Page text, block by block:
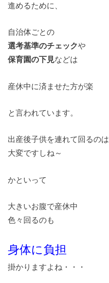
進めるために、
自治体ごとの
選考基準のチェックや
保育園の下見などは
産休中に済ませた方が楽
と言われています。
出産後子供を連れて回るのは
大変ですしね～
かといって
大きいお腹で産休中
色々回るのも
身体に負担
掛かりますよね・・・